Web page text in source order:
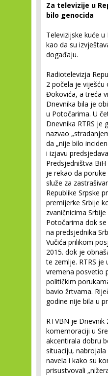
Za televizije u
bilo genocida
Televizijske kuće u
kao da su
događaju.
Radiotelevizja
2 počela je viješću
Đokovića, a treća
Dnevnika bila je
u Potočarima. U
Dnevnika RTRS je
nazvao
da „nije bilo
i izjavu
Predsjedništva
je rekao da
služe za
Republike Srpske
premijerke Srbije
zvaničnicima
Potočarima dok
na predsjednika
Vučića prilikom
2015. dok je
te zemlje. RTRS je
vremena posvetio
političkim
bavio žrtvama.
godine nije bila u
RTVBN je
komemoraciji u
akcentirala dobru
situaciju,
navela i kako su
prisustvovali